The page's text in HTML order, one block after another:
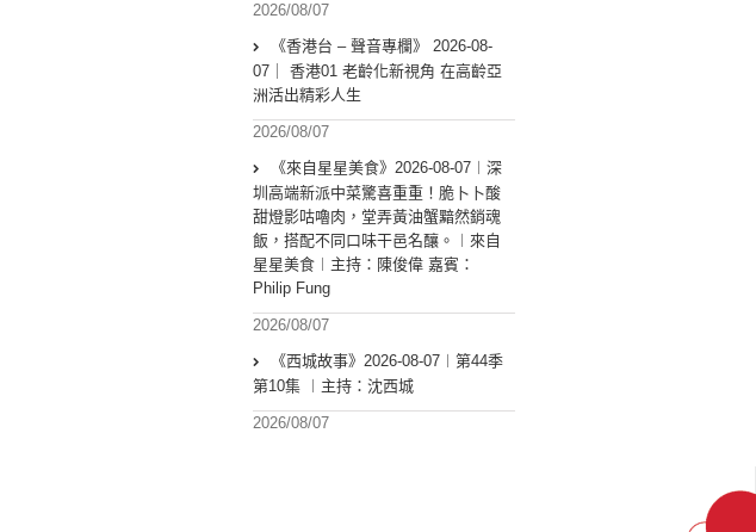
2026/08/07
《香港台 – 聲音專欄》 2026-08-
07｜ 香港01 老齡化新視角 在高齡亞
洲活出精彩人生
2026/08/07
《來自星星美食》2026-08-07︱深
圳高端新派中菜驚喜重重！脆卜卜酸
甜燈影咕嚕肉，堂弄黃油蟹黯然銷魂
飯，搭配不同口味干邑名釀。︱來自
星星美食︱主持：陳俊偉 嘉賓：
Philip Fung
2026/08/07
《西城故事》2026-08-07︱第44季
第10集 ︱主持：沈西城
2026/08/07